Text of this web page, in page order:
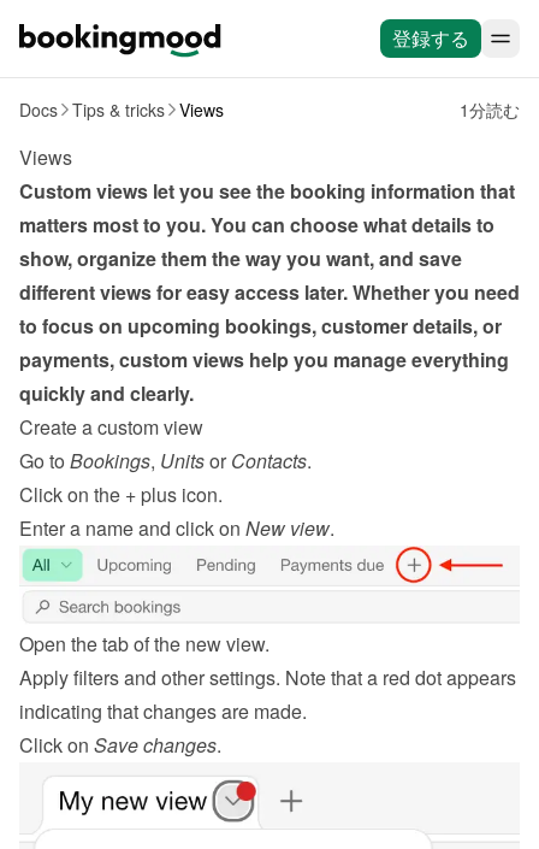
登録する
Docs Tips & tricks Views 1分読む
Views
Custom views let you see the booking information that
matters most to you. You can choose what details to
show, organize them the way you want, and save
different views for easy access later. Whether you need
to focus on upcoming bookings, customer details, or
payments, custom views help you manage everything
quickly and clearly.
Create a custom view
Go to Bookings, Units or Contacts.
Click on the + plus icon.
Enter a name and click on New view.
Open the tab of the new view.
Apply filters and other settings. Note that a red dot appears
indicating that changes are made.
Click on Save changes.